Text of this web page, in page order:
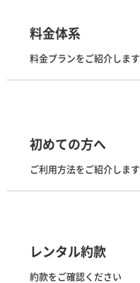
料金体系
料金プランをご紹介します
初めての方へ
ご利用方法をご紹介します
レンタル約款
約款をご確認ください